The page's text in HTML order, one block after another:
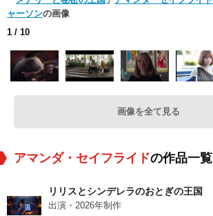
ャーソンの画像
1 / 10
画像を全て見る
アマンダ・セイフライドの作品一覧
リリスとシンデレラのおとぎの王国
出演・2026年制作